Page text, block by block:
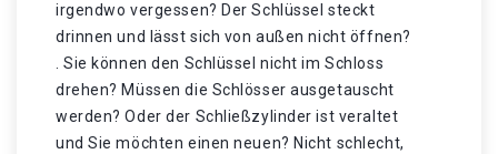
irgendwo vergessen? Der Schlüssel steckt
drinnen und lässt sich von außen nicht öffnen?
. Sie können den Schlüssel nicht im Schloss
drehen? Müssen die Schlösser ausgetauscht
werden? Oder der Schließzylinder ist veraltet
und Sie möchten einen neuen? Nicht schlecht,